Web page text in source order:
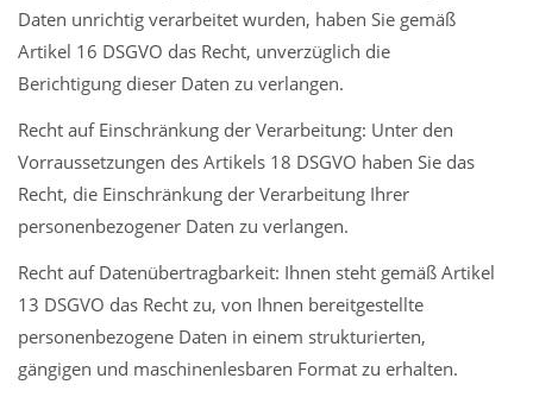
Daten unrichtig verarbeitet wurden, haben Sie gemäß
Artikel 16 DSGVO das Recht, unverzüglich die
Berichtigung dieser Daten zu verlangen.
Recht auf Einschränkung der Verarbeitung: Unter den
Vorraussetzungen des Artikels 18 DSGVO haben Sie das
Recht, die Einschränkung der Verarbeitung Ihrer
personenbezogener Daten zu verlangen.
Recht auf Datenübertragbarkeit: Ihnen steht gemäß Artikel
13 DSGVO das Recht zu, von Ihnen bereitgestellte
personenbezogene Daten in einem strukturierten,
gängigen und maschinenlesbaren Format zu erhalten.